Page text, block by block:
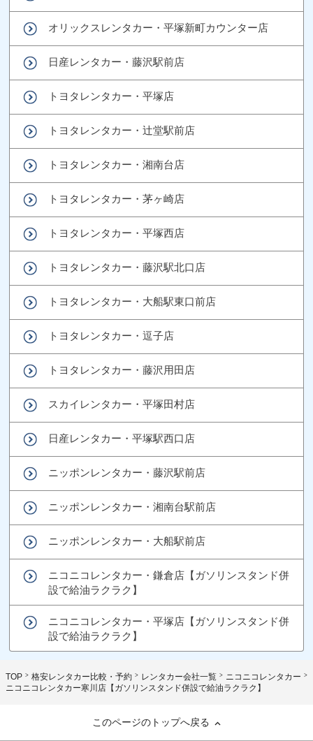
オリックスレンタカー・平塚新町カウンター店
日産レンタカー・藤沢駅前店
トヨタレンタカー・平塚店
トヨタレンタカー・辻堂駅前店
トヨタレンタカー・湘南台店
トヨタレンタカー・茅ヶ崎店
トヨタレンタカー・平塚西店
トヨタレンタカー・藤沢駅北口店
トヨタレンタカー・大船駅東口前店
トヨタレンタカー・逗子店
トヨタレンタカー・藤沢用田店
スカイレンタカー・平塚田村店
日産レンタカー・平塚駅西口店
ニッポンレンタカー・藤沢駅前店
ニッポンレンタカー・湘南台駅前店
ニッポンレンタカー・大船駅前店
ニコニコレンタカー・鎌倉店【ガソリンスタンド併
設で給油ラクラク】
ニコニコレンタカー・平塚店【ガソリンスタンド併
設で給油ラクラク】
TOP 格安レンタカー比較・予約 レンタカー会社一覧
ニコニコレンタカー
ニコニコレンタカー寒川店【ガソリンスタンド併設で給油ラクラク】
このページのトップへ戻る